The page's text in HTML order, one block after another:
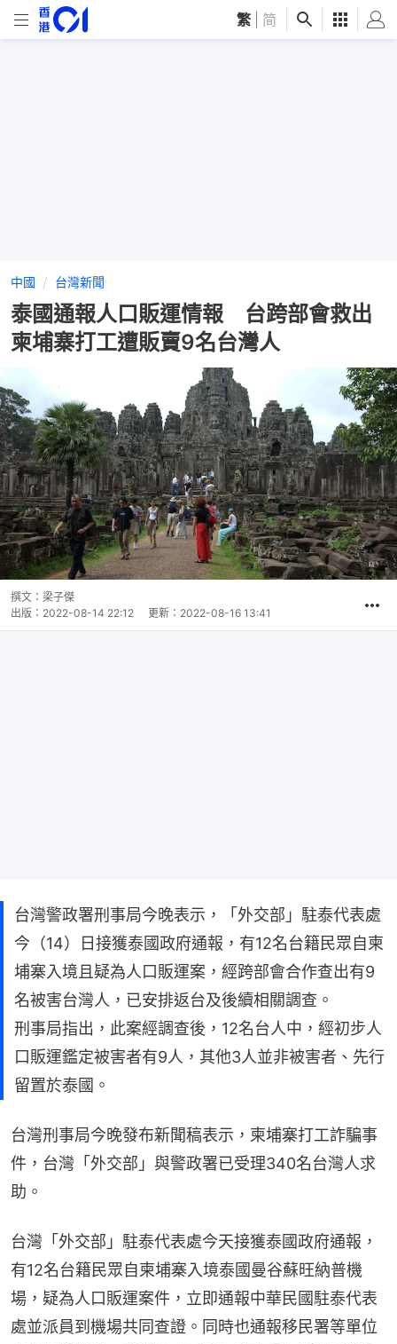
繁 简
中國 台灣新聞
泰國通報人口販運情報 台跨部會救出
柬埔寨打工遭販賣9名台灣人
撰文： 梁子傑
出版： 2022-08-14 22:12 更新： 2022-08-16 13:41
台灣警政署刑事局今晚表示，「外交部」駐泰代表處
今（14）日接獲泰國政府通報，有12名台籍民眾自柬
埔寨入境且疑為人口販運案，經跨部會合作查出有9
名被害台灣人，已安排返台及後續相關調查。
刑事局指出，此案經調查後，12名台人中，經初步人
口販運鑑定被害者有9人，其他3人並非被害者、先行
留置於泰國。
台灣刑事局今晚發布新聞稿表示，柬埔寨打工詐騙事
件，台灣「外交部」與警政署已受理340名台灣人求
助。
台灣「外交部」駐泰代表處今天接獲泰國政府通報，
有12名台籍民眾自柬埔寨入境泰國曼谷蘇旺納普機
場，疑為人口販運案件，立即通報中華民國駐泰代表
處並派員到機場共同查證。同時也通報移民署等單位